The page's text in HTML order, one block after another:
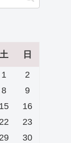
土 日
1
2
8
9
15
16
22
23
29
30